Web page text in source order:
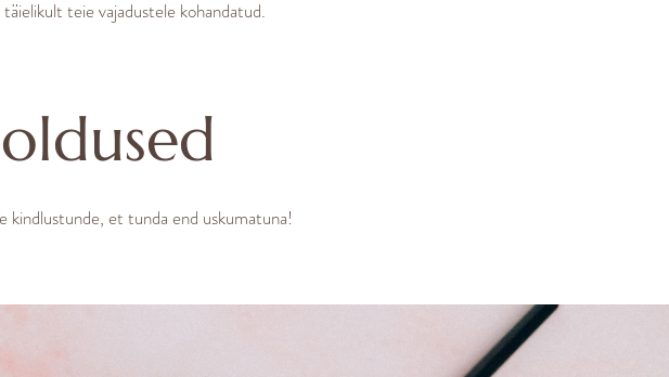
teie vajadustele kohandatud.
kindlustunde, et tunda end uskumatuna!